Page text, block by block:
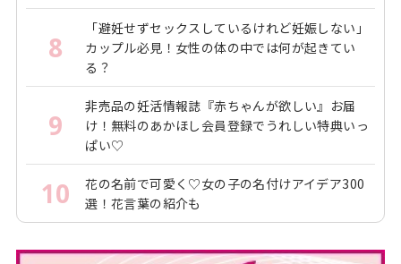
8
「避妊せずセックスしているけれど妊娠しない」
カップル必見！女性の体の中では何が起きてい
る？
9
非売品の妊活情報誌『赤ちゃんが欲しい』お届
け！無料のあかほし会員登録でうれしい特典いっ
ぱい♡
10
花の名前で可愛く♡女の子の名付けアイデア300
選！花言葉の紹介も